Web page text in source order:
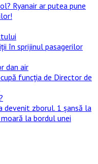
Ryanair ar putea pune
în sprijinul pasagerilor
funcția de Director de
devenit zborul. 1 șansă la
la bordul unei